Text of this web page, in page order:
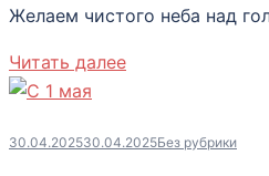
Желаем чистого неба над
Читать далее
30.04.202530.04.2025Без рубрики